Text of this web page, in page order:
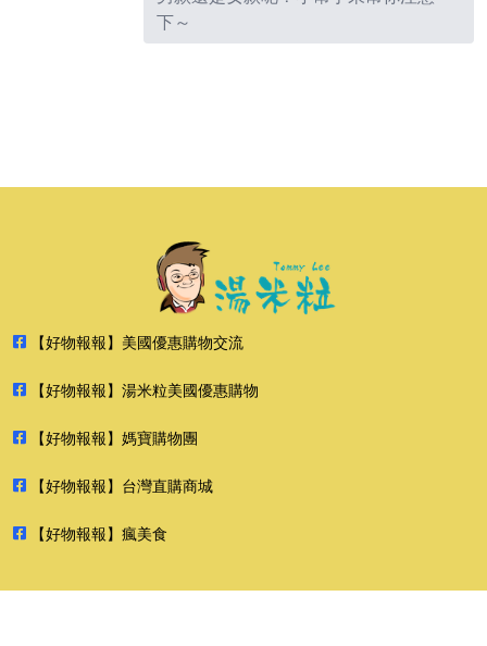
下～
【好物報報】美國優惠購物交流
【好物報報】湯米粒美國優惠購物
【好物報報】媽寶購物團
【好物報報】台灣直購商城
【好物報報】瘋美食